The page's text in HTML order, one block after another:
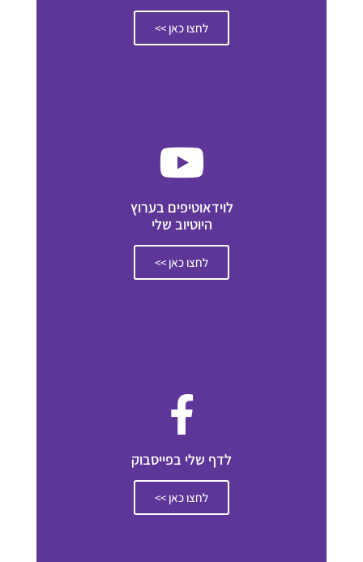
לחצו כאן >>
לוידאוטיפים בערוץ
היוטיוב שלי
לחצו כאן >>
לדף שלי בפייסבוק
לחצו כאן >>